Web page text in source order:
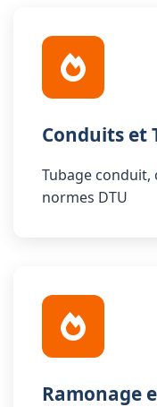
Conduits et
Tubage
normes DTU
Ramonage